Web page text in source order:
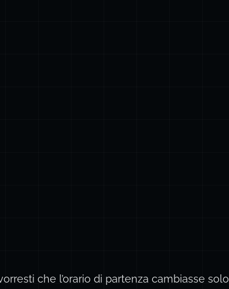
che l’orario di partenza cambiasse solo